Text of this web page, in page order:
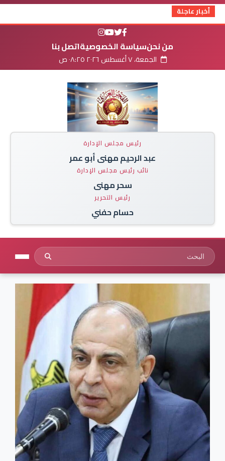
أخبار عاجلة
من نحنسياسة الخصوصيةاتصل بنا
الجمعة، ٧ أغسطس ٢٠٢٦ ٠٨:٢٥ ص
رئيس مجلس الإدارة
عبد الرحيم مهنى أبو عمر
نائب رئيس مجلس الإدارة
سحر مهنى
رئيس التحرير
حسام حفني